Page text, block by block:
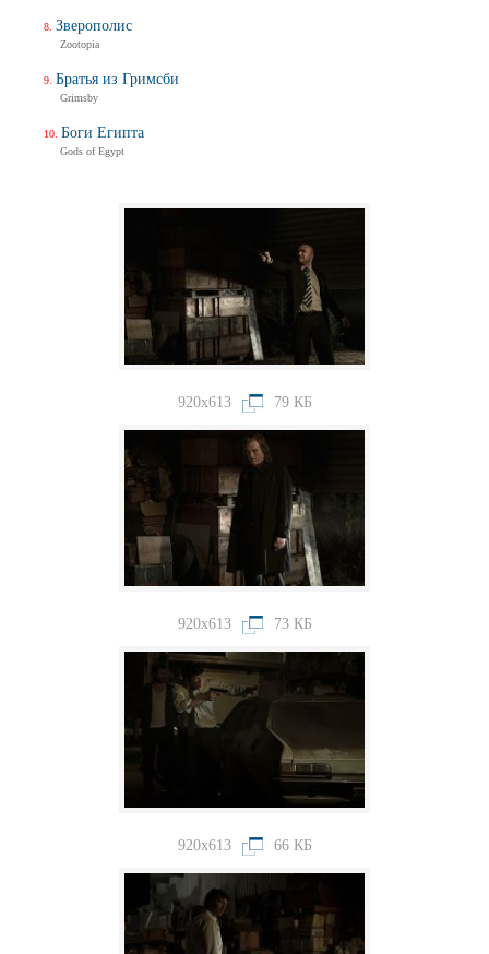
920x613 79 КБ
920x613 73 КБ
920x613 66 КБ
Зверополис
Zootopia
Братья из Гримсби
Grimsby
Боги Египта
Gods of Egypt